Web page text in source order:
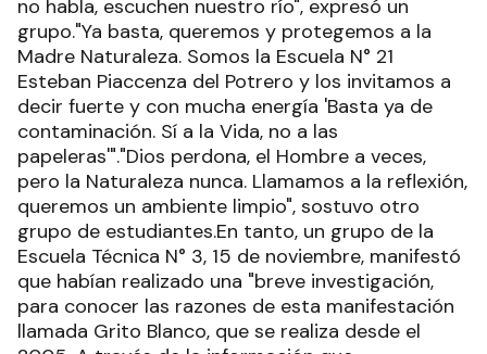
no habla, escuchen nuestro río", expresó un
grupo."Ya basta, queremos y protegemos a la
Madre Naturaleza. Somos la Escuela N° 21
Esteban Piaccenza del Potrero y los invitamos a
decir fuerte y con mucha energía 'Basta ya de
contaminación. Sí a la Vida, no a las
papeleras'"."Dios perdona, el Hombre a veces,
pero la Naturaleza nunca. Llamamos a la reflexión,
queremos un ambiente limpio", sostuvo otro
grupo de estudiantes.En tanto, un grupo de la
Escuela Técnica N° 3, 15 de noviembre, manifestó
que habían realizado una "breve investigación,
para conocer las razones de esta manifestación
llamada Grito Blanco, que se realiza desde el